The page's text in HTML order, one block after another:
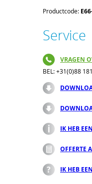
Productcode:
Service
VRAGEN
BEL: +31(0)88
IK HEB
OFFERTE
IK HEB